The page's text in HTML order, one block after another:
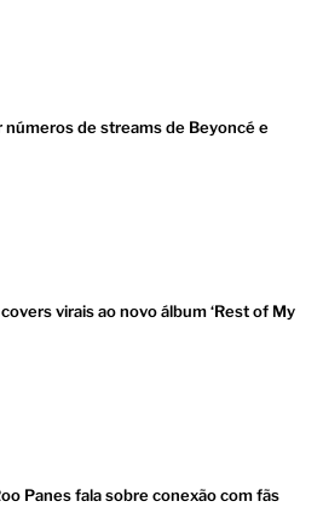
números de streams de Beyoncé e
virais ao novo álbum ‘Rest of My
Panes fala sobre conexão com fãs